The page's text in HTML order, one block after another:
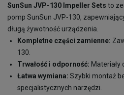
SunSun JVP-130 Impeller Sets to
pomp SunSun JVP-130,
długą żywotność urządzenia.
Kompletne części zamienne:
130.
Trwałość i odporność: Materiały
Łatwa wymiana: Szybki montaż
specjalistycznych narzędzi.